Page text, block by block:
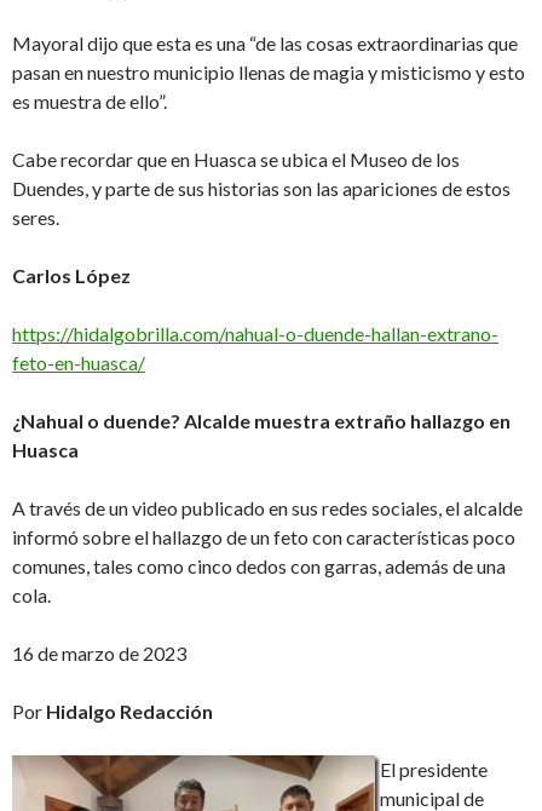
Mayoral dijo que esta es una “de las cosas extraordinarias que
pasan en nuestro municipio llenas de magia y misticismo y esto
es muestra de ello”.
Cabe recordar que en Huasca se ubica el Museo de los
Duendes, y parte de sus historias son las apariciones de estos
seres.
Carlos López
https://hidalgobrilla.com/nahual-o-duende-hallan-extrano-
feto-en-huasca/
¿Nahual o duende? Alcalde muestra extraño hallazgo en
Huasca
A través de un video publicado en sus redes sociales, el alcalde
informó sobre el hallazgo de un feto con características poco
comunes, tales como cinco dedos con garras, además de una
cola.
16 de marzo de 2023
Por Hidalgo Redacción
El presidente
municipal de